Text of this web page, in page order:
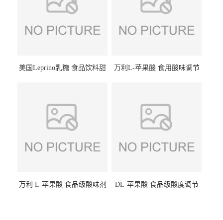
美国Leprino乳糖 食品饮料甜
万利L-苹果酸 食用酸味调节
万利 L-苹果酸 食品级酸味剂
DL-苹果酸 食品级酸度调节